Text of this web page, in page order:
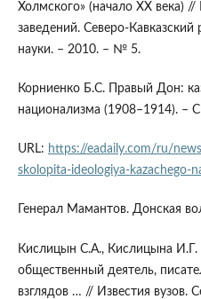
Холмского» (начало ХХ века)
заведений. Северо-
науки. – 2010. – № 5.
Корниенко Б.С. Правый Дон:
национализма (1908–1914). –
URL: https://eadaily.com/ru/
skolopita-ideologiya-kazachego-
Генерал Мамантов. Донская
Кислицын С.А., Кислицына
общественный деятель,
взглядов … // Известия вузов.